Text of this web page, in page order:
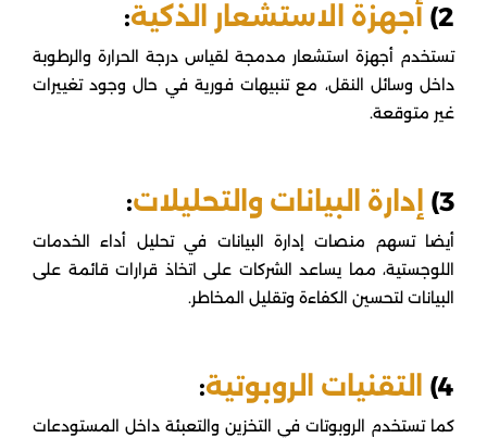
2) أجهزة الاستشعار الذكية:
تستخدم أجهزة استشعار مدمجة لقياس درجة الحرارة والرطوبة
داخل وسائل النقل، مع تنبيهات فورية في حال وجود تغييرات
غير متوقعة.
3) إدارة البيانات والتحليلات:
أيضا تسهم منصات إدارة البيانات في تحليل أداء الخدمات
اللوجستية، مما يساعد الشركات على اتخاذ قرارات قائمة على
البيانات لتحسين الكفاءة وتقليل المخاطر.
4) التقنيات الروبوتية:
كما تستخدم الروبوتات في التخزين والتعبئة داخل المستودعات